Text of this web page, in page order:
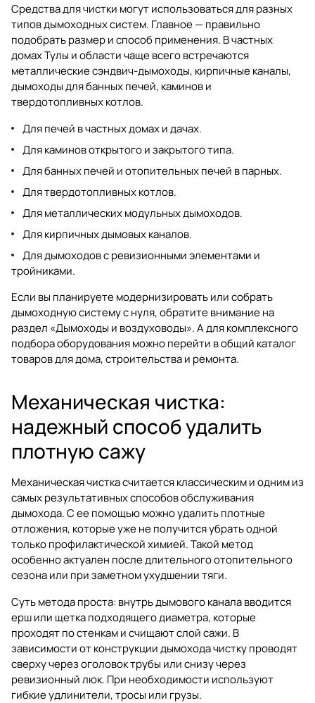
Средства для чистки могут использоваться для разных
типов дымоходных систем. Главное — правильно
подобрать размер и способ применения. В частных
домах Тулы и области чаще всего встречаются
металлические сэндвич-дымоходы, кирпичные каналы,
дымоходы для банных печей, каминов и
твердотопливных котлов.
Для печей в частных домах и дачах.
Для каминов открытого и закрытого типа.
Для банных печей и отопительных печей в парных.
Для твердотопливных котлов.
Для металлических модульных дымоходов.
Для кирпичных дымовых каналов.
Для дымоходов с ревизионными элементами и
тройниками.
Если вы планируете модернизировать или собрать
дымоходную систему с нуля, обратите внимание на
раздел «Дымоходы и воздуховоды». А для комплексного
подбора оборудования можно перейти в общий каталог
товаров для дома, строительства и ремонта.
Механическая чистка:
надежный способ удалить
плотную сажу
Механическая чистка считается классическим и одним из
самых результативных способов обслуживания
дымохода. С ее помощью можно удалить плотные
отложения, которые уже не получится убрать одной
только профилактической химией. Такой метод
особенно актуален после длительного отопительного
сезона или при заметном ухудшении тяги.
Суть метода проста: внутрь дымового канала вводится
ерш или щетка подходящего диаметра, которые
проходят по стенкам и счищают слой сажи. В
зависимости от конструкции дымохода чистку проводят
сверху через оголовок трубы или снизу через
ревизионный люк. При необходимости используют
гибкие удлинители, тросы или грузы.